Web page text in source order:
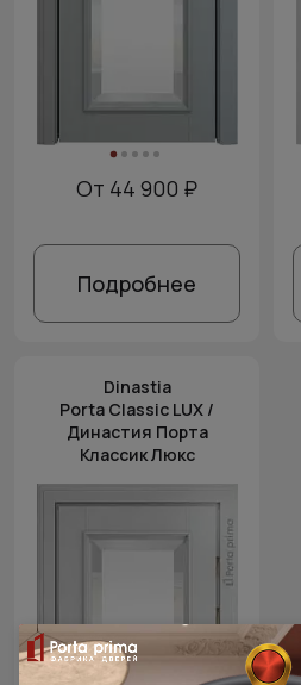
От 44 900 ₽
Подробнее
Dinastia
Porta Classic LUX /
Династия Порта
Классик Люкс